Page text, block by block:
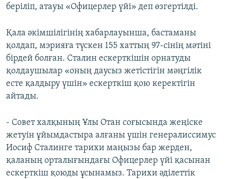
беріліп, атауы «Офицерлер үйі» деп өзгертілді.
Қала әкімшілігінің хабарлауынша, бастаманы
қолдап, мэрияға түскен 155 хаттың 97-сінің мәтіні
бірдей болған. Сталин ескерткішін орнатуды
қолдаушылар «оның даусыз жетістігін мәңгілік
есте қалдыру үшін» ескерткіш қою керектігін
айтады.
- Совет халқының Ұлы Отан соғысында жеңіске
жетуін ұйымдастыра алғаны үшін генералиссимус
Иосиф Сталинге тарихи маңызы бар жерден,
қаланың орталығындағы Офицерлер үйі қасынан
ескерткіш қоюды ұсынамыз. Тарихи әділеттік